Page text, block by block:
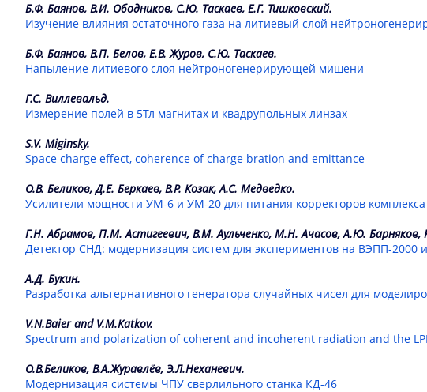
1962
Б.Ф. Баянов, В.И. Ободников, С.Ю. Таскаев, Е.Г. Тишковский.
Изучение влияния остаточного газа на литиевый слой
Б.Ф. Баянов, В.П. Белов, Е.В. Журов, С.Ю. Таскаев.
Напыление литиевого слоя нейтроногенерирующей мишени
Г.С. Виллевальд.
Измерение полей в 5Тл магнитах и квадрупольных линзах
S.V. Miginsky.
Space charge effect, coherence of charge bration and emittance
О.В. Беликов, Д.Е. Беркаев, В.Р. Козак, А.С. Медведко.
Усилители мощности УМ-6 и УМ-20 для питания корректоров
Г.Н. Абрамов, П.М. Астигеевич, В.М. Аульченко, М.Н. Ачасов, А.Ю. Барняков,
Детектор СНД: модернизация систем для экспериментов на ВЭПП-
А.Д. Букин.
Разработка альтернативного генератора случайных чисел для
V.N.Baier and V.M.Katkov.
Spectrum and polarization of coherent and incoherent radiation and the
О.В.Беликов, В.А.Журавлёв, Э.Л.Неханевич.
Модернизация системы ЧПУ сверлильного станка КД-46